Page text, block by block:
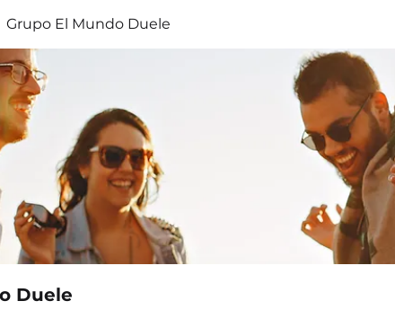
Grupo El Mundo Duele
Duele